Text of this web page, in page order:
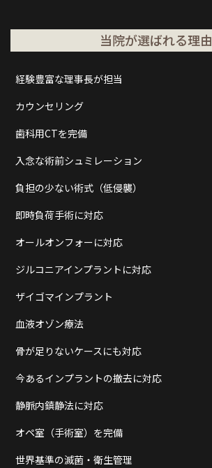
当院が選ばれる理由
経験豊富な理事長が担当
カウンセリング
歯科用CTを完備
入念な術前シュミレーション
負担の少ない術式（低侵襲）
即時負荷手術に対応
オールオンフォーに対応
ジルコニアインプラントに対応
ザイゴマインプラント
血液オゾン療法
骨が足りないケースにも対応
今あるインプラントの撤去に対応
静脈内鎮静法に対応
オペ室（手術室）を完備
世界基準の滅菌・衛生管理